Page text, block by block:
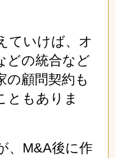
ていけば、オ
どの統合など
の顧問契約も
ともありま
、M&A後に作